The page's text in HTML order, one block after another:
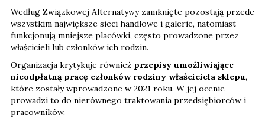
Według Związkowej Alternatywy zamknięte pozostają przede
wszystkim największe sieci handlowe i galerie, natomiast
funkcjonują mniejsze placówki, często prowadzone przez
właścicieli lub członków ich rodzin.
Organizacja krytykuje również przepisy umożliwiające
nieodpłatną pracę członków rodziny właściciela sklepu,
które zostały wprowadzone w 2021 roku. W jej ocenie
prowadzi to do nierównego traktowania przedsiębiorców i
pracowników.